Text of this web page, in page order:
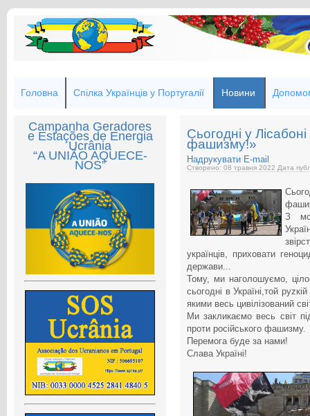
Головна Спілка Українців у Португалії Новини
Campanha Geradores
e Estações de Energia
Ucrânia
“A UNIÃO AQUECE-
NOS”
Сьогодні у
фашизму!»
Надрукувати E-mail
Створено: 08 травня 2022 Дата
З
українців, приховати
держави...
Тому, ми наголошуємо,
сьогодні в Україні,той
якими весь цивілізований
Ми закликаємо весь світ
проти російського фашизму.
Перемога буде за нами!
Слава Україні!